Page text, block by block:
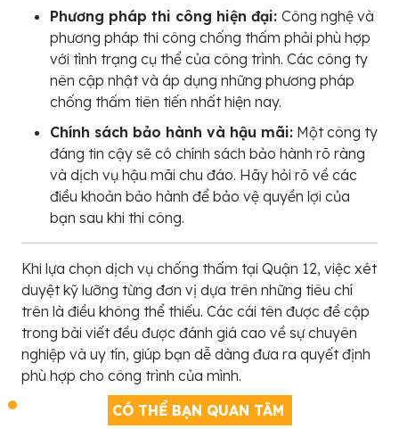
Phương pháp thi công hiện đại: Công nghệ và
phương pháp thi công chống thấm phải phù hợp
với tình trạng cụ thể của công trình. Các công ty
nên cập nhật và áp dụng những phương pháp
chống thấm tiên tiến nhất hiện nay.
Chính sách bảo hành và hậu mãi: Một công ty
đáng tin cậy sẽ có chính sách bảo hành rõ ràng
và dịch vụ hậu mãi chu đáo. Hãy hỏi rõ về các
điều khoản bảo hành để bảo vệ quyền lợi của
bạn sau khi thi công.
Khi lựa chọn dịch vụ chống thấm tại Quận 12, việc xét
duyệt kỹ lưỡng từng đơn vị dựa trên những tiêu chí
trên là điều không thể thiếu. Các cái tên được đề cập
trong bài viết đều được đánh giá cao về sự chuyên
nghiệp và uy tín, giúp bạn dễ dàng đưa ra quyết định
phù hợp cho công trình của mình.
CÓ THỂ BẠN QUAN TÂM